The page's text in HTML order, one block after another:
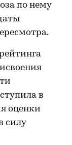
по нему
в
оценки
силу